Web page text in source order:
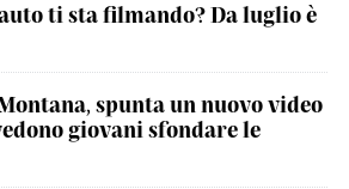
ti sta filmando? Da luglio è
spunta un nuovo video
giovani sfondare le